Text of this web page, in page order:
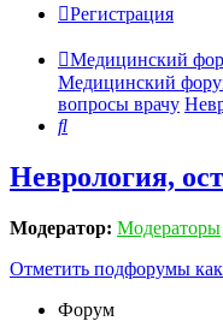
Регистрация
Медицинский
Медицинский
вопросы врачу
Поиск
Неврология,
Модератор: Модераторы
Отметить подфорумы
Форум